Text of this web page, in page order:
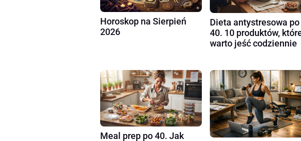
Horoskop na Sierpień
2026
Dieta antystresowa po
40. 10 produktów,
warto jeść codziennie
Meal prep po 40. Jak